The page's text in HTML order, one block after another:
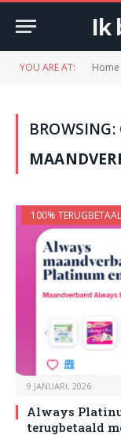
Ik
YOU ARE AT: Home
BROWSING:
100%
9 JANUARI, 2026
Always
terugbetaald